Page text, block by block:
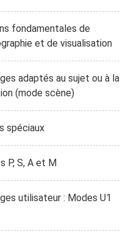
fondamentales de
et de visualisation
adaptés au sujet ou à la
(mode scène)
spéciaux
P, S, A et M
utilisateur : Modes U1